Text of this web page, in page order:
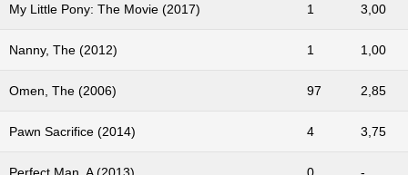
My Little Pony: The Movie (2017) 1 3,00
Nanny, The (2012) 1 1,00
Omen, The (2006) 97 2,85
Pawn Sacrifice (2014) 4 3,75
Perfect Man, A (2013) 0 -